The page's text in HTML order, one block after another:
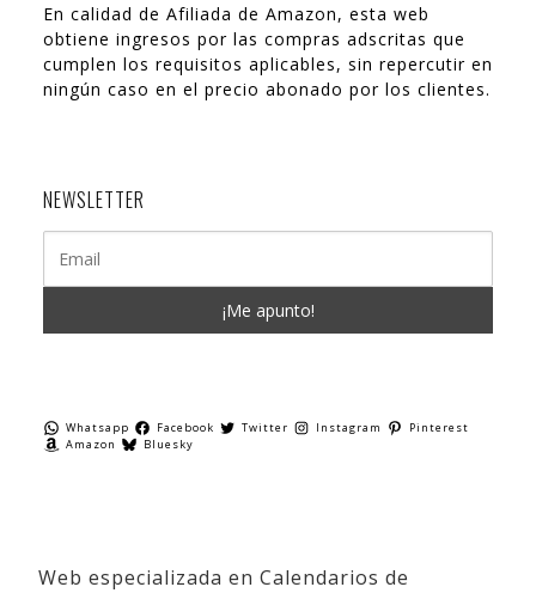
En calidad de Afiliada de Amazon, esta web
obtiene ingresos por las compras adscritas que
cumplen los requisitos aplicables, sin repercutir en
ningún caso en el precio abonado por los clientes.
NEWSLETTER
Whatsapp Facebook Twitter Instagram
Pinterest
Amazon
Bluesky
Web especializada en Calendarios de